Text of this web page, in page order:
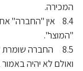
המכירה.
8.4 אין "החברה"
"המוצר".
8.5 החברה
ואולם לא יהיה